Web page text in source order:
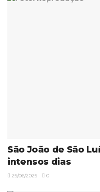
São João de São
intensos dias
25/06/2025 0